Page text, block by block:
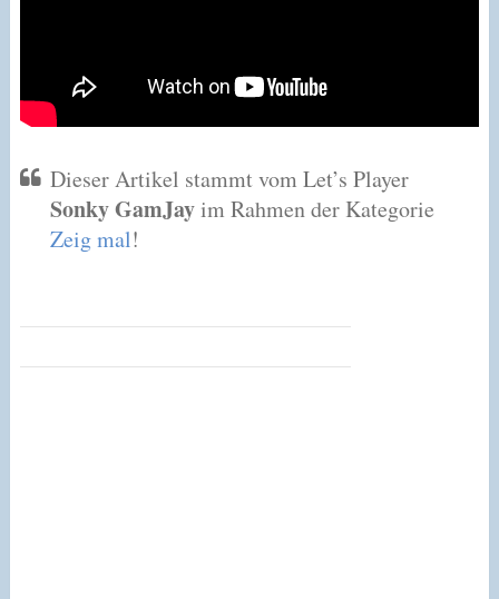
Dieser Artikel stammt vom Let’s Player
Sonky GamJayim Rahmen der Kategorie
Zeig mal!